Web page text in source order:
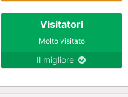
Visitatori
Molto visitato
Il migliore